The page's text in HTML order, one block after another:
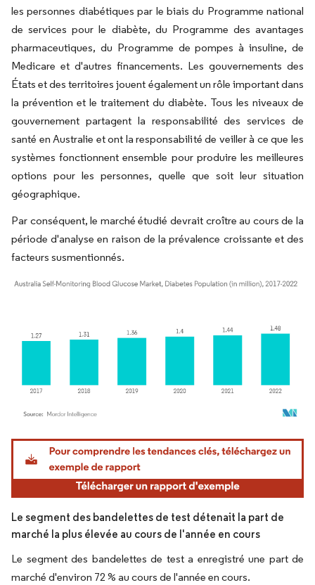
les personnes diabétiques par le biais du Programme national
de services pour le diabète, du Programme des avantages
pharmaceutiques, du Programme de pompes à insuline, de
Medicare et d'autres financements. Les gouvernements des
États et des territoires jouent également un rôle important dans
la prévention et le traitement du diabète. Tous les niveaux de
gouvernement partagent la responsabilité des services de
santé en Australie et ont la responsabilité de veiller à ce que les
systèmes fonctionnent ensemble pour produire les meilleures
options pour les personnes, quelle que soit leur situation
géographique.
Par conséquent, le marché étudié devrait croître au cours de la
période d'analyse en raison de la prévalence croissante et des
facteurs susmentionnés.
Image © Mordor Intelligence. La réutilisation nécessite une attribution sous CC BY
Le segment des bandelettes de test détenait la part de
marché la plus élevée au cours de l'année en cours
Le segment des bandelettes de test a enregistré une part de
marché d'environ 72 % au cours de l'année en cours.